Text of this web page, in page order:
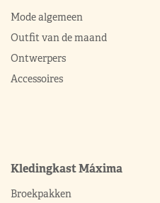
Mode algemeen
Outfit van de maand
Ontwerpers
Accessoires
Kledingkast Máxima
Broekpakken